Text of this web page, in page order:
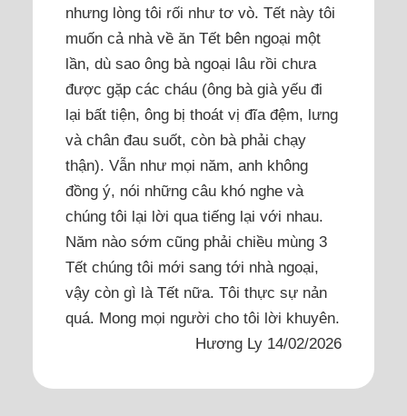
nhưng lòng tôi rối như tơ vò. Tết này tôi
muốn cả nhà về ăn Tết bên ngoại một
lần, dù sao ông bà ngoại lâu rồi chưa
được gặp các cháu (ông bà già yếu đi
lại bất tiện, ông bị thoát vị đĩa đệm, lưng
và chân đau suốt, còn bà phải chạy
thận). Vẫn như mọi năm, anh không
đồng ý, nói những câu khó nghe và
chúng tôi lại lời qua tiếng lại với nhau.
Năm nào sớm cũng phải chiều mùng 3
Tết chúng tôi mới sang tới nhà ngoại,
vậy còn gì là Tết nữa. Tôi thực sự nản
quá. Mong mọi người cho tôi lời khuyên.
Hương Ly 14/02/2026